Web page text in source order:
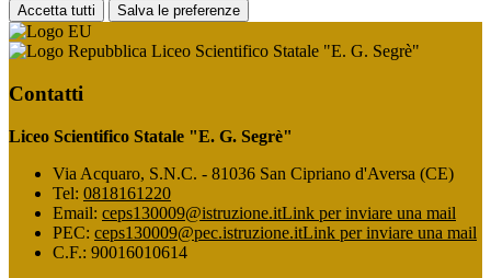
Accetta tutti Salva le preferenze
Liceo Scientifico Statale "E. G. Segrè"
Contatti
Liceo Scientifico Statale "E. G. Segrè"
Via Acquaro, S.N.C. - 81036 San Cipriano d'Aversa (CE)
Tel: 0818161220
Email: ceps130009@istruzione.itLink per inviare una mail
PEC: ceps130009@pec.istruzione.itLink per inviare una mail
C.F.: 90016010614